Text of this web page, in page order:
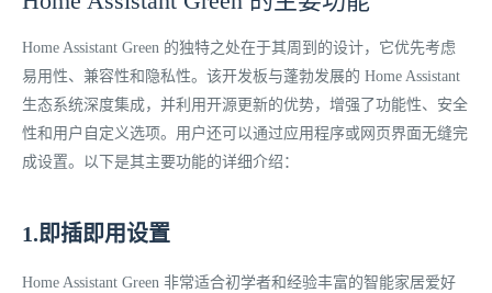
Home Assistant Green 的独特之处在于其周到的设计，它优先考虑
易用性、兼容性和隐私性。该开发板与蓬勃发展的 Home Assistant
生态系统深度集成，并利用开源更新的优势，增强了功能性、安全
性和用户自定义选项。用户还可以通过应用程序或网页界面无缝完
成设置。以下是其主要功能的详细介绍：
1.即插即用设置
Home Assistant Green 非常适合初学者和经验丰富的智能家居爱好